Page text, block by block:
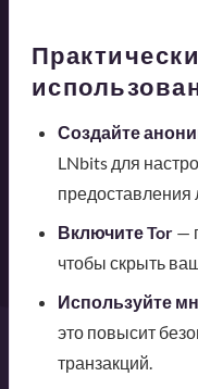
Создайте
LNbits для
Включите Tor—
чтобы скрыть
Используйте
это повысит
транзакций.